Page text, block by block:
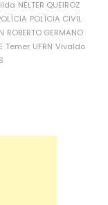
NÉLTER QUEIROZ
POLÍCIA CIVIL
ROBERTO GERMANO
Temer UFRN Vivaldo